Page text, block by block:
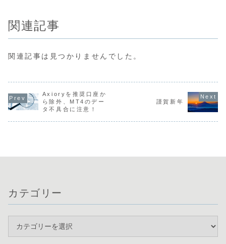
関連記事
関連記事は見つかりませんでした。
Axioryを推奨口座か
ら除外、MT4のデー
タ不具合に注意！
謹賀新年
カテゴリー